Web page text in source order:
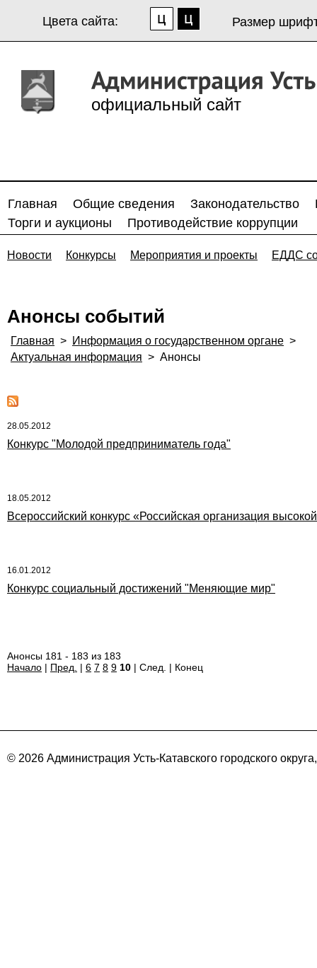
Цвета сайта: Размер
официальный сайт
Главная Общие сведения Законодательство
Торги и аукционы
Противодействие коррупции
Новости Конкурсы Мероприятия и проекты ЕДДС
Анонсы событий
Главная > Информация о государственном органе >
Актуальная информация > Анонсы
28.05.2012
Конкурс "Молодой предприниматель года"
18.05.2012
Всероссийский конкурс «Российская организация
16.01.2012
Конкурс социальный достижений "Меняющие мир"
Анонсы 181 - 183 из 183
Начало | Пред. | 6 7 8 9 10 | След. | Конец
© 2026 Администрация Усть-Катавского городского